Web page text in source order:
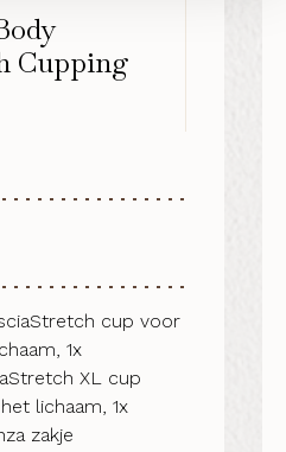
Cupping
cup voor
1x
XL cup
lichaam, 1x
zakje